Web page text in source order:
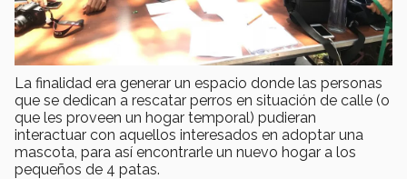
La finalidad era generar un espacio donde las personas
que se dedican a rescatar perros en situación de calle (o
que les proveen un hogar temporal) pudieran
interactuar con aquellos interesados en adoptar una
mascota, para así encontrarle un nuevo hogar a los
pequeños de 4 patas.